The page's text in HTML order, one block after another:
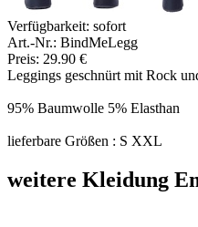
Verfügbarkeit: sofort
Art.-Nr.: BindMeLegg
Preis: 29.90 €
Leggings geschnürt mit Rock
95% Baumwolle 5% Elasthan
lieferbare Größen : S XXL
weitere Kleidung